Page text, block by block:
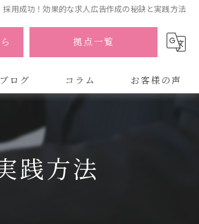
採用成功！効果的な求人広告作成の秘訣と実践方法
拠点一覧
オフィス
フィス
ブログ コラム お客様の声
践方法